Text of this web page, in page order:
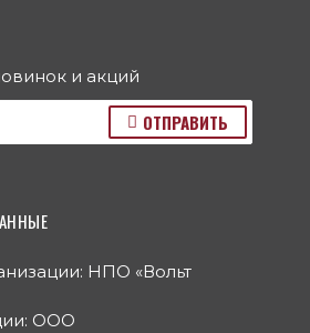
и акций
ОТПРАВИТЬ
НПО «Вольт
ООО